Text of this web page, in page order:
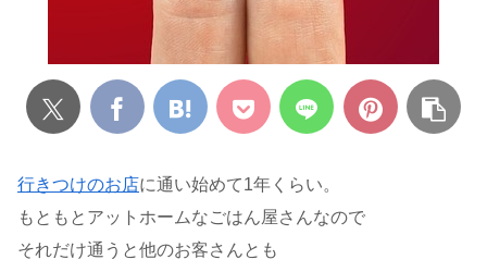
行きつけのお店に通い始めて1年くらい。
もともとアットホームなごはん屋さんなので
それだけ通うと他のお客さんとも